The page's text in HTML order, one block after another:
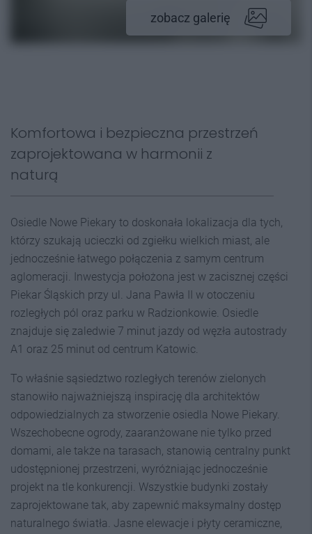
zobacz galerię
Komfortowa i bezpieczna przestrzeń
zaprojektowana w harmonii z
naturą
Osiedle Nowe Piekary to doskonała lokalizacja dla tych,
którzy szukają ucieczki od zgiełku wielkich miast, ale
jednocześnie łatwego połączenia z samym centrum
aglomeracji. Inwestycja położona jest w zacisznej części
Piekar Śląskich przy ul. Jana Pawła II w otoczeniu
rozległych pól oraz parku w Radzionkowie. Osiedle
znajduje się zaledwie 7 minut jazdy od węzła autostrady
A1 oraz 25 minut od centrum Katowic.
To właśnie sąsiedztwo rozległych terenów zielonych
stanowiło najważniejszą inspirację dla architektów
odpowiedzialnych za stworzenie osiedla Nowe Piekary.
Wszechobecne ogrody, zaaranżowane nie tylko przed
domami, ale także na tarasach, stanowią centralny punkt
udostępnionej przestrzeni, wyróżniając jednocześnie
projekt na tle konkurencji. Wszystkie budynki zostały
zaprojektowane tak, aby zapewnić maksymalny dostęp
naturalnego światła. Jasne elewacje i płyty ceramiczne,